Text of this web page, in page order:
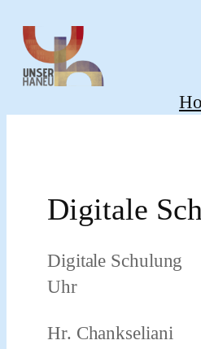
Inhalt
springen
Digitale
Digitale
Uhr
Hr.